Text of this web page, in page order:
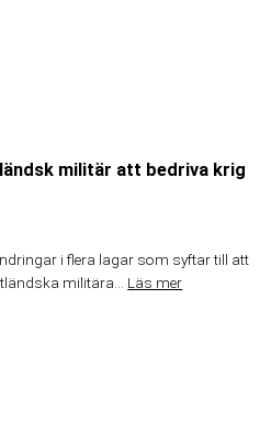
militär att bedriva krig
i flera lagar som syftar till att
militära... Läs mer